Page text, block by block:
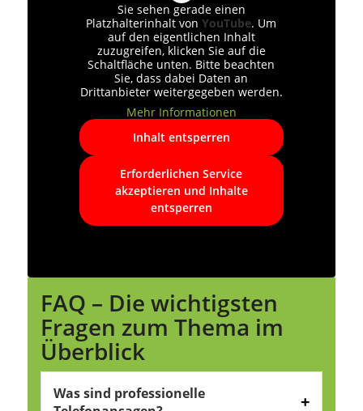
Sie sehen gerade einen
Platzhalterinhalt vonYouTube. Um
auf den eigentlichen Inhalt
zuzugreifen, klicken Sie auf die
Schaltfläche unten. Bitte beachten
Sie, dass dabei Daten an
Drittanbieter weitergegeben werden.
Mehr Informationen
Inhalt entsperren
Erforderlichen Service
akzeptieren und Inhalte
entsperren
FAQ – Die wichtigsten
Fragen zum Thema im
Überblick
Was sind professionelle